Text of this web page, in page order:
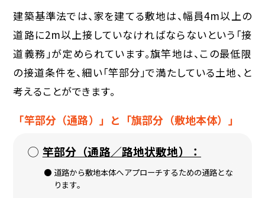
建築基準法では、家を建てる敷地は、幅員4m以上の
道路に2m以上接していなければならないという「接
道義務」が定められています。旗竿地は、この最低限
の接道条件を、細い「竿部分」で満たしている土地、と
考えることができます。
「竿部分（通路）」と「旗部分（敷地本体）」
竿部分（通路／路地状敷地）：
道路から敷地本体へアプローチするための通路とな
ります。